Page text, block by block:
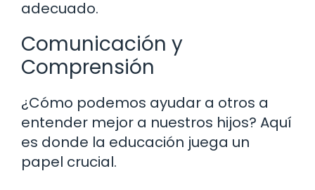
adecuado.
Comunicación y
Comprensión
¿Cómo podemos ayudar a otros a
entender mejor a nuestros hijos? Aquí
es donde la educación juega un
papel crucial.